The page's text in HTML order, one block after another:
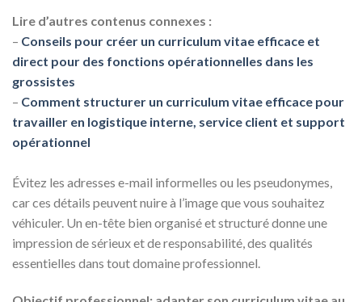
Lire d’autres contenus connexes :
– Conseils pour créer un curriculum vitae efficace et
direct pour des fonctions opérationnelles dans les
grossistes
– Comment structurer un curriculum vitae efficace pour
travailler en logistique interne, service client et support
opérationnel
Évitez les adresses e-mail informelles ou les pseudonymes,
car ces détails peuvent nuire à l’image que vous souhaitez
véhiculer. Un en-tête bien organisé et structuré donne une
impression de sérieux et de responsabilité, des qualités
essentielles dans tout domaine professionnel.